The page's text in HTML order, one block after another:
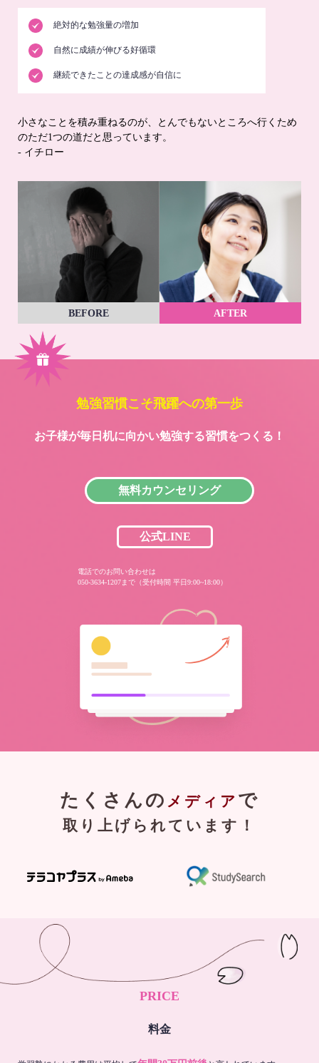
絶対的な勉強量の増加
自然に成績が伸びる好循環
継続できたことの達成感が自信に
小さなことを積み重ねるのが、とんでもないところへ行くため
のただ1つの道だと思っています。
- イチロー
BEFORE AFTER
勉強習慣こそ飛躍への第一歩
お子様が毎日机に向かい勉強する習慣をつくる！
無料カウンセリング
公式LINE
電話でのお問い合わせは
050-3634-1207まで（受付時間 平日9:00~18:00）
たくさんの メディア で
取り上げられています！
PRICE
料金